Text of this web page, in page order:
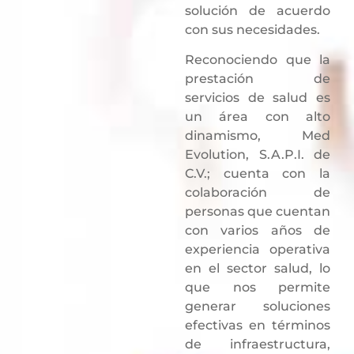
solución de acuerdo
con sus necesidades.
Reconociendo que la
prestación de
servicios de salud es
un área con alto
dinamismo, Med
Evolution, S.A.P.I. de
C.V.; cuenta con la
colaboración de
personas que cuentan
con varios años de
experiencia operativa
en el sector salud, lo
que nos permite
generar soluciones
efectivas en términos
de infraestructura,